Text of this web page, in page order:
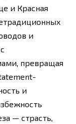
и Красная
и
превращая
и
— страсть,